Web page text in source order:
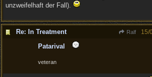
unzweifelhaft der Fall).
Re: In Treatment Ralf 15/
Patarival
veteran